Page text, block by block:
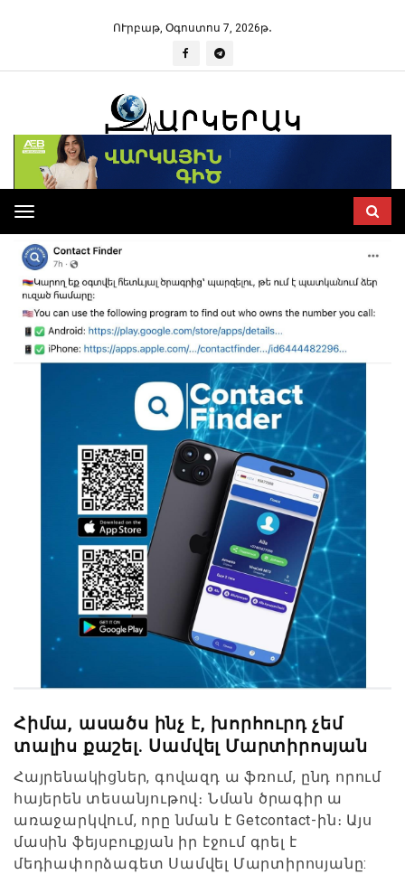
ՈՒրբաթ, Օգոստոս 7, 2026թ․
Toggle
navigation
Հիմա, ասածս ինչ է, խորհուրդ չեմ
տալիս քաշել. Սամվել Մարտիրոսյան
Հայրենակիցներ, գովազդ ա ֆռում, ընդ որում
հայերեն տեսանյութով։ Նման ծրագիր ա
առաջարկվում, որը նման է Getcontact-ին։ Այս
մասին ֆեյսբուքյան իր էջում գրել է
մեդիափորձագետ Սամվել Մարտիրոսյանը: